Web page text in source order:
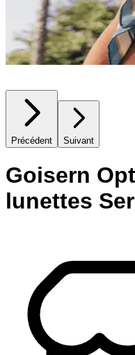
Précédent Suivant
Goisern
lunettes